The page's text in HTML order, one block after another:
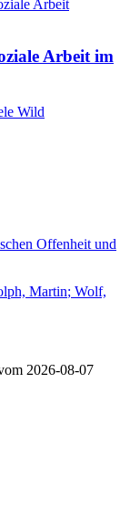
Arbeit im
Wild
Offenheit und
Martin; Wolf,
2026-08-07